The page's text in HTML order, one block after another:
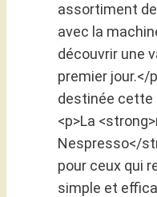
assortiment
avec la
découvrir une
premier jour.</
destinée cette
<p>La
Nespresso</
pour ceux qui
simple et